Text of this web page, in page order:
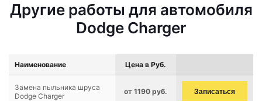
Другие работы для автомобиля
Dodge Charger
Наименование Цена в Руб.
Замена пыльника шруса
Dodge Charger
от 1190 руб. Записаться